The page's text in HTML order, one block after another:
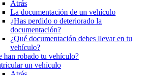
Atrás
La documentación de un vehículo
¿Has perdido o deteriorado la
documentación?
¿Qué documentación debes llevar en tu
vehículo?
han robado tu vehículo?
un vehículo